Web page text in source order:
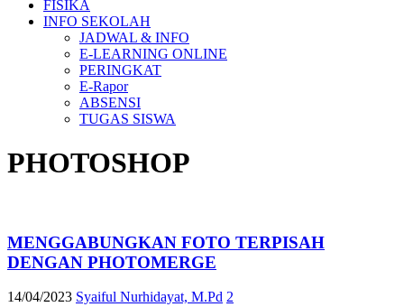
FISIKA
INFO SEKOLAH
JADWAL & INFO
E-LEARNING ONLINE
PERINGKAT
E-Rapor
ABSENSI
TUGAS SISWA
PHOTOSHOP
MENGGABUNGKAN FOTO TERPISAH
DENGAN PHOTOMERGE
14/04/2023 Syaiful Nurhidayat, M.Pd 2